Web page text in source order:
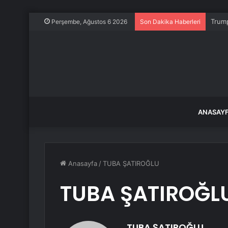
Perşembe, Ağustos 6 2026 Son Dakika Haberleri
Anasayfa /TUBA ŞATIROĞLU
TUBA